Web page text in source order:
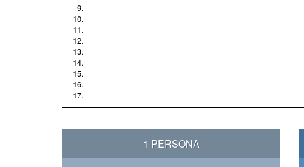
1 PERSONA